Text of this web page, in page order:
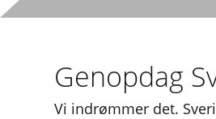
Genopdag
Vi indrømmer det.